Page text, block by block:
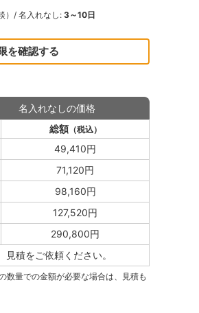
）/ 名入れなし: 3～10日
を確認する
名入れなしの価格
総額（税込）
49,410円
71,120円
98,160円
127,520円
290,800円
見積をご依頼ください。
数量での金額が必要な場合は、見積も